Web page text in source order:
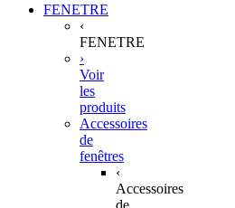
FENETRE
‹
FENETRE
›
Voir
les
produits
Accessoires
de
fenêtres
‹
Accessoires
de